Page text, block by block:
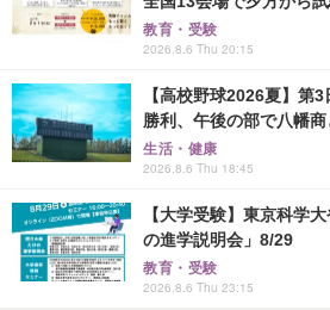
教育・受験
2026.8.6 Thu 20:15
【高校野球2026夏】第
勝利、午後の部で八幡
生活・健康
2026.8.6 Thu 18:45
【大学受験】東京科学
の進学説明会」8/29
教育・受験
2026.8.6 Thu 23:15